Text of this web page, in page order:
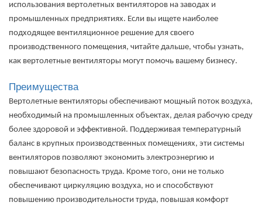
использования вертолетных вентиляторов на заводах и
промышленных предприятиях. Если вы ищете наиболее
подходящее вентиляционное решение для своего
производственного помещения, читайте дальше, чтобы узнать,
как вертолетные вентиляторы могут помочь вашему бизнесу.
Преимущества
Вертолетные вентиляторы обеспечивают мощный поток воздуха,
необходимый на промышленных объектах, делая рабочую среду
более здоровой и эффективной. Поддерживая температурный
баланс в крупных производственных помещениях, эти системы
вентиляторов позволяют экономить электроэнергию и
повышают безопасность труда. Кроме того, они не только
обеспечивают циркуляцию воздуха, но и способствуют
повышению производительности труда, повышая комфорт